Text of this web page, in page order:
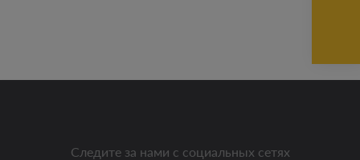
Следите за нами с социальных сетях